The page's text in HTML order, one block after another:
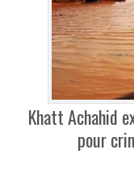
Khatt Achahid
pour